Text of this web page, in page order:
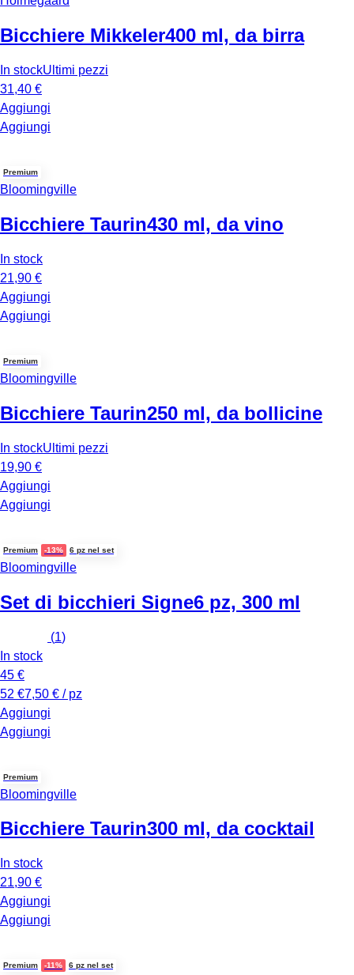
Bicchiere Mikkeler400 ml, da birra
In stockUltimi pezzi
31,40 €
Aggiungi
Aggiungi
Premium
Bloomingville
Bicchiere Taurin430 ml, da vino
In stock
21,90 €
Aggiungi
Aggiungi
Premium
Bloomingville
Bicchiere Taurin250 ml, da bollicine
In stockUltimi pezzi
19,90 €
Aggiungi
Aggiungi
Premium -13% 6 pz nel set
Bloomingville
Set di bicchieri Signe6 pz, 300 ml
(1)
In stock
45 €
52 €7,50 € / pz
Aggiungi
Aggiungi
Premium
Bloomingville
Bicchiere Taurin300 ml, da cocktail
In stock
21,90 €
Aggiungi
Aggiungi
Premium -11% 6 pz nel set